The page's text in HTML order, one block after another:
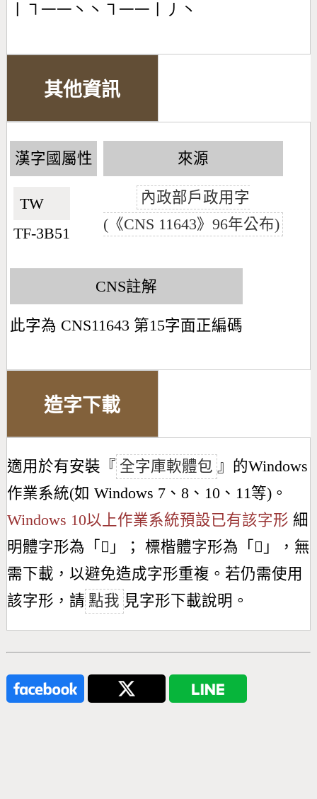
丨㇕一一丶丶㇕一一丨丿丶
其他資訊
漢字國屬性
TW🇹🇼
TF-3B51
來源
內政部戶政用字
(《CNS 11643》96年公布)
CNS註解
此字為 CNS11643 第15字面正編碼
造字下載
適用於有安裝『 全字庫軟體包 』的Windows
作業系統(如 Windows 7、8、10、11等)。
Windows 10以上作業系統預設已有該字形 細
明體字形為「 𣇼 」； 標楷體字形為「 𣇼 」，無
需下載，以避免造成字形重複。若仍需使用
該字形，請 點我 見字形下載說明。